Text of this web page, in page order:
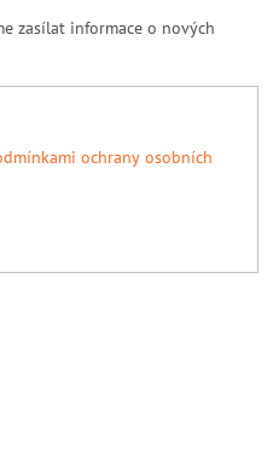
zasílat informace o nových
ochrany osobních